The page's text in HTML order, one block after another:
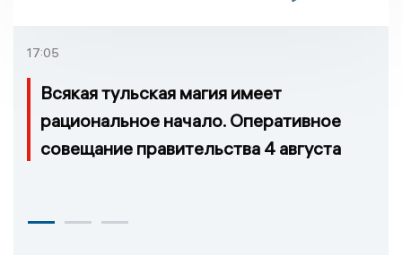
17:05
Всякая тульская магия имеет
рациональное начало. Оперативное
совещание правительства 4 августа